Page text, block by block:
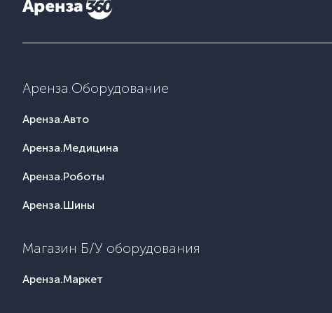
Аренза.Оборудование
Аренза.Авто
Аренза.Медицина
Аренза.Роботы
Аренза.Шины
Магазин Б/У оборудования
Аренза.Маркет